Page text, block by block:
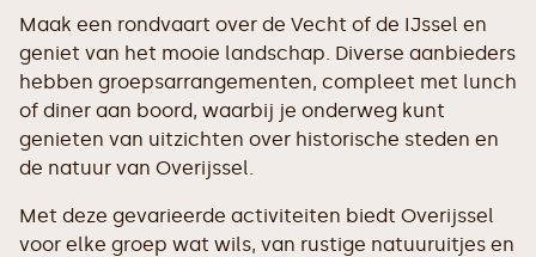
Maak een rondvaart over de Vecht of de IJssel en
geniet van het mooie landschap. Diverse aanbieders
hebben groepsarrangementen, compleet met lunch
of diner aan boord, waarbij je onderweg kunt
genieten van uitzichten over historische steden en
de natuur van Overijssel.
Met deze gevarieerde activiteiten biedt Overijssel
voor elke groep wat wils, van rustige natuuruitjes en